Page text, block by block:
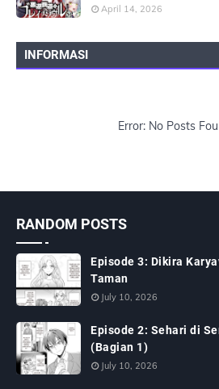
April 14, 2026
INFORMASI
Error: No Posts
RANDOM POSTS
Episode 3: Dikira
Taman
July 10, 2026
Episode 2: Sehari di
(Bagian 1)
July 10, 2026